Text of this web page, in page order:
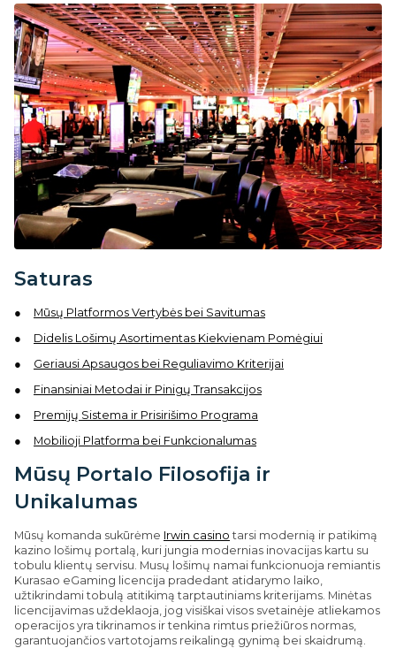
Saturas
Mūsų Platformos Vertybės bei Savitumas
Didelis Lošimų Asortimentas Kiekvienam Pomėgiui
Geriausi Apsaugos bei Reguliavimo Kriterijai
Finansiniai Metodai ir Pinigų Transakcijos
Premijų Sistema ir Prisirišimo Programa
Mobilioji Platforma bei Funkcionalumas
Mūsų Portalo Filosofija ir
Unikalumas
Mūsų komanda sukūrėme Irwin casino tarsi modernią ir patikimą
kazino lošimų portalą, kuri jungia modernias inovacijas kartu su
tobulu klientų servisu. Musų lošimų namai funkcionuoja remiantis
Kurasao eGaming licencija pradedant atidarymo laiko,
užtikrindami tobulą atitikimą tarptautiniams kriterijams. Minėtas
licencijavimas uždeklaoja, jog visiškai visos svetainėje atliekamos
operacijos yra tikrinamos ir tenkina rimtus priežiūros normas,
garantuojančios vartotojams reikalingą gynimą bei skaidrumą.